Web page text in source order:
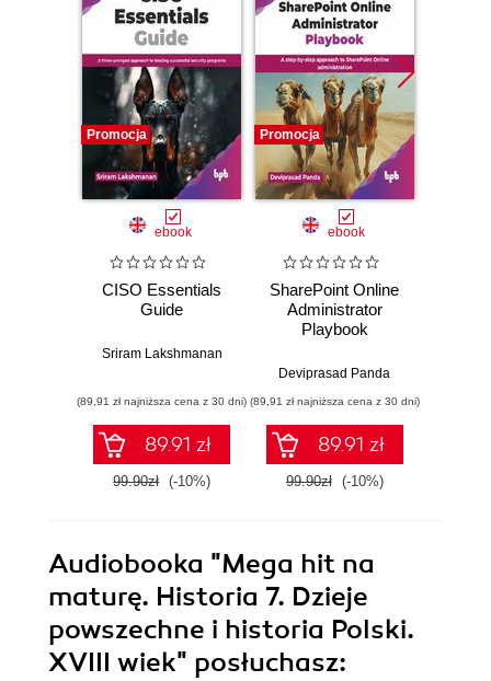
Promocja
ebook
CISO Essentials
Guide
Sriram Lakshmanan
(89,91 zł najniższa cena z 30 dni)
89.91 zł
99.90zł (-10%)
Promocja
ebook
SharePoint Online
Administrator
Playbook
Deviprasad Panda
(89,91 zł najniższa cena z 30 dni)
89.91 zł
99.90zł (-10%)
Audiobooka "Mega hit na
maturę. Historia 7. Dzieje
powszechne i historia Polski.
XVIII wiek" posłuchasz: